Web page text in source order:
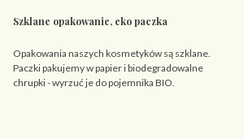
Szklane opakowanie, eko paczka
Opakowania naszych kosmetyków są szklane.
Paczki pakujemy w papier i biodegradowalne
chrupki - wyrzuć je do pojemnika BIO.